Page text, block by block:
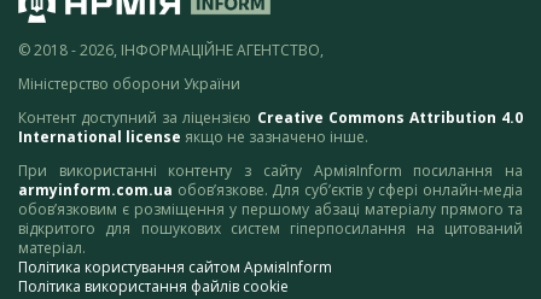
© 2018 - 2026, ІНФОРМАЦІЙНЕ АГЕНТСТВО,
Міністерство оборони України
Контент доступний за ліцензією Creative Commons Attribution 4.0
International license якщо не зазначено інше.
При використанні контенту з сайту АрміяInform посилання на
armyinform.com.ua обов’язкове. Для суб’єктів у сфері онлайн-медіа
обов’язковим є розміщення у першому абзаці матеріалу прямого та
відкритого для пошукових систем гіперпосилання на цитований
матеріал.
Політика користування сайтом АрміяInform
Політика використання файлів cookie